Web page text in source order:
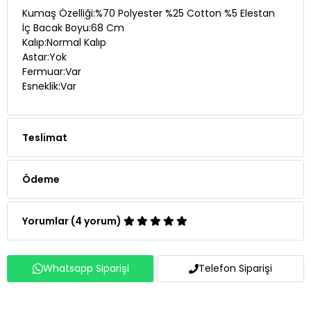
İç Bacak Boyu:68 Cm
Kalıp:Normal Kalıp
Astar:Yok
Fermuar:Var
Esneklik:Var
Teslimat
Ödeme
Yorumlar (4 yorum)